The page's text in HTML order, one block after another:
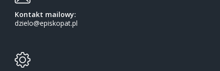
Kontakt mailowy:
dzielo@episkopat.pl